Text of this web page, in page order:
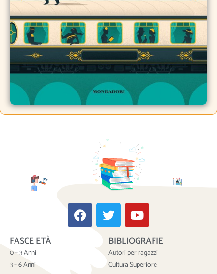
F
a
c
T
w
i
t
t
e
Y
o
u
t
u
b
FASCE ETÀ
0 – 3 Anni
3 – 6 Anni
BIBLIOGRAFIE
Autori per ragazzi
Cultura Superiore